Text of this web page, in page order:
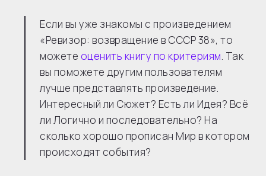
Если вы уже знакомы с произведением
«Ревизор: возвращение в СССР 38», то
можете оценить книгу по критериям. Так
вы поможете другим пользователям
лучше представлять произведение.
Интересный ли Сюжет? Есть ли Идея? Всё
ли Логично и последовательно? На
сколько хорошо прописан Мир в котором
происходят события?